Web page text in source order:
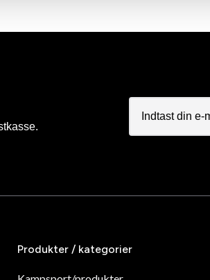
Produkter / kategorier